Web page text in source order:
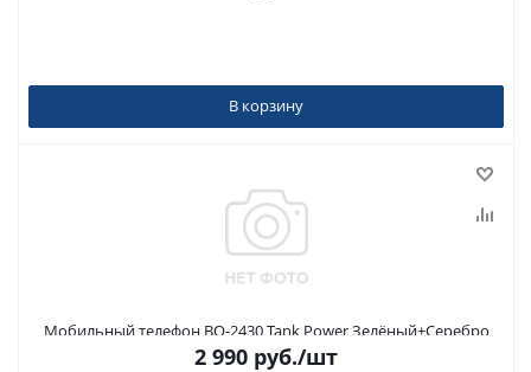
В корзину
Мобильный телефон BQ-2430 Tank Power Зелёный+Серебро
2 990 руб./шт